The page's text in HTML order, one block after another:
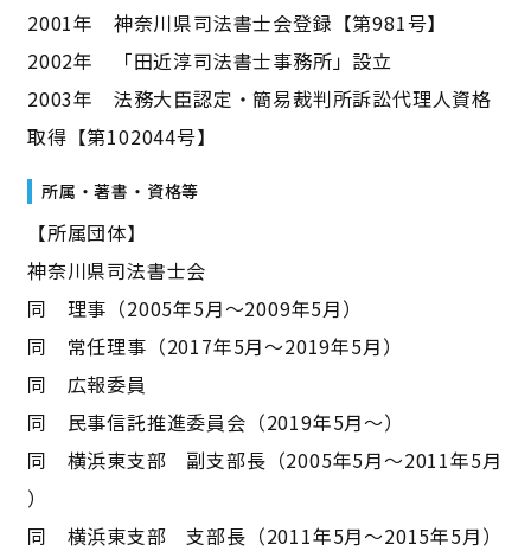
2001年 神奈川県司法書士会登録【第981号】
2002年 「田近淳司法書士事務所」設立
2003年 法務大臣認定・簡易裁判所訴訟代理人資格
取得【第102044号】
所属・著書・資格等
【所属団体】
神奈川県司法書士会
同 理事（2005年5月～2009年5月）
同 常任理事（2017年5月〜2019年5月）
同 広報委員
同 民事信託推進委員会（2019年5月〜）
同 横浜東支部 副支部長（2005年5月～2011年5月
）
同 横浜東支部 支部長（2011年5月～2015年5月）